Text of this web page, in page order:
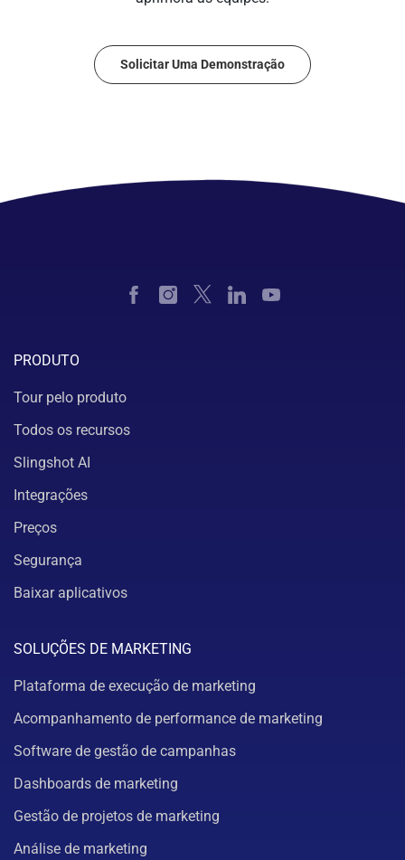
Solicitar Uma Demonstração
PRODUTO
Tour pelo produto
Todos os recursos
Slingshot AI
Integrações
Preços
Segurança
Baixar aplicativos
SOLUÇÕES DE MARKETING
Plataforma de execução de marketing
Acompanhamento de performance de marketing
Software de gestão de campanhas
Dashboards de marketing
Gestão de projetos de marketing
Análise de marketing